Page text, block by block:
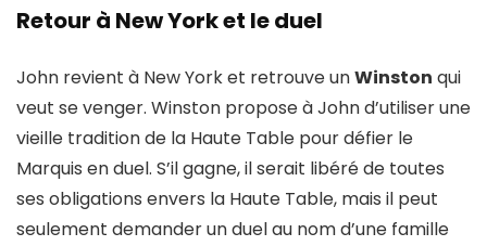
Retour à New York et le duel
John revient à New York et retrouve unWinston qui
veut se venger. Winston propose à John d’utiliser une
vieille tradition de la Haute Table pour défier le
Marquis en duel. S’il gagne, il serait libéré de toutes
ses obligations envers la Haute Table, mais il peut
seulement demander un duel au nom d’une famille